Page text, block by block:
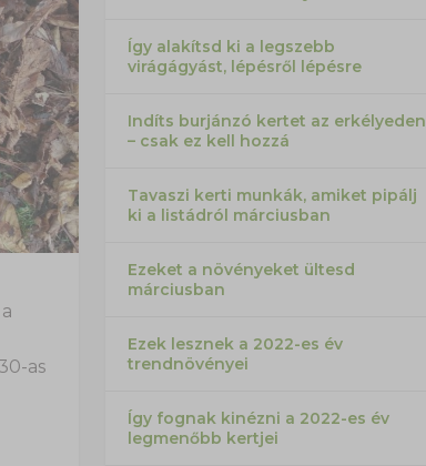
as
Így alakítsd ki a legszebb
virágágyást, lépésről lépésre
Indíts burjánzó kertet az erkélyeden
– csak ez kell hozzá
Tavaszi kerti munkák, amiket pipálj
ki a listádról márciusban
Ezeket a növényeket ültesd
márciusban
Ezek lesznek a 2022-es év
trendnövényei
Így fognak kinézni a 2022-es év
legmenőbb kertjei